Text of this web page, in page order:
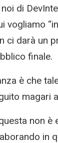
di
vogliamo
ci darà un
finale.
è che
magari
non
in